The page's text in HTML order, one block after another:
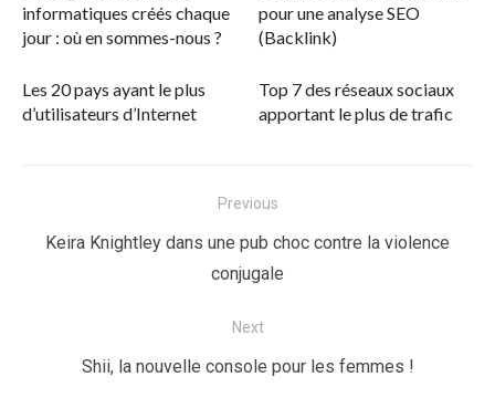
informatiques créés chaque
jour : où en sommes-nous ?
pour une analyse SEO
(Backlink)
Les 20 pays ayant le plus
d’utilisateurs d’Internet
Top 7 des réseaux sociaux
apportant le plus de trafic
de
Previous
Previous
Keira Knightley dans une pub choc contre la violence
conjugale
Next
Next
Shii, la nouvelle console pour les femmes !